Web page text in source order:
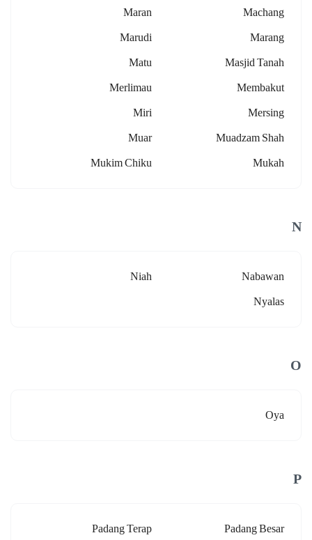
Machang
Maran
Marang
Marudi
Masjid Tanah
Matu
Membakut
Merlimau
Mersing
Miri
Muadzam Shah
Muar
Mukah
Mukim Chiku
N
Nabawan
Niah
Nyalas
O
Oya
P
Padang Besar
Padang Terap